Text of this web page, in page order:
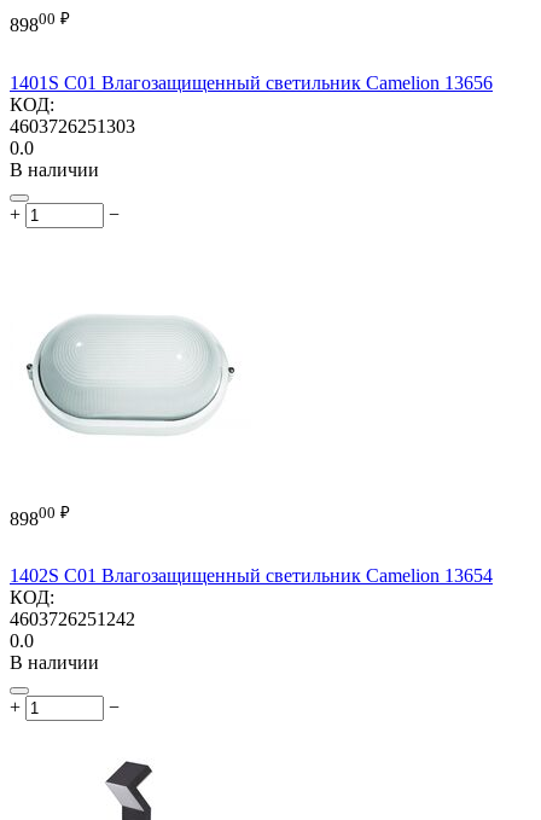
89800 ₽
1401S C01 Влагозащищенный светильник Camelion 13656
КОД:
4603726251303
0.0
В наличии
+ −
89800 ₽
1402S C01 Влагозащищенный светильник Camelion 13654
КОД:
4603726251242
0.0
В наличии
+ −